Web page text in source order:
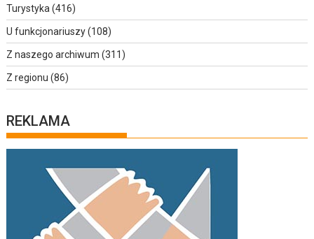
Turystyka (416)
U funkcjonariuszy(108)
Z naszego archiwum (311)
Z regionu (86)
REKLAMA